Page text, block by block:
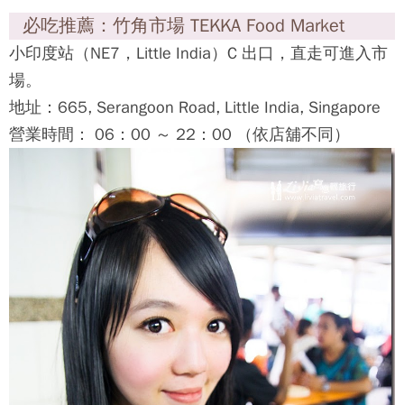
新加坡必吃04：囉惹 Rojak
Rojak 其實是馬來文，意思是指 '' 大雜燴 '' ，在東南
亞各地都吃得到，口味千變萬化。
在新加坡的囉惹採用豆芽、黃瓜、蘿蔔、生芒果、鳳